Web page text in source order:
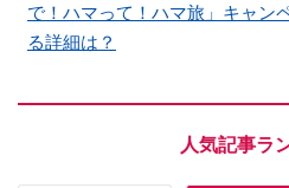
で！ハマって！ハマ旅」キャン
る詳細は？